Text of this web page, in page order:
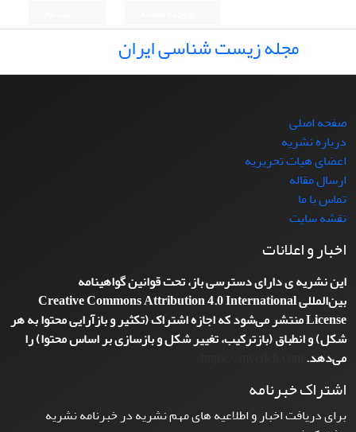
مجله زیست شناسی ایران
صفحه اصلی
درباره نشریه
اعضای هیات تحریریه
ارسال مقاله
تماس با ما
نقشه سایت
اخبار و اعلانات
این نشریه ی دارای دسترسی باز، تحت قوانین گواهینامه
بین‌المللیCreative Commons Attribution 4.0 International
Licenseمنتشر می‌شود که اجازه اشتراک (تکثیر و بازآرایی محتوا به هر
شکل) و انطباق (بازترکیب، تغییر شکل و بازسازی بر اساس محتوا) را
می‌دهد.
اشتراک خبرنامه
برای دریافت اخبار و اطلاعیه های مهم نشریه در خبرنامه نشریه